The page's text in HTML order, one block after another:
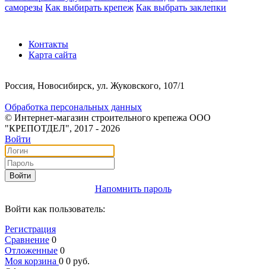
саморезы Как выбирать крепеж Как выбрать заклепки
Контакты
Карта сайта
Россия, Новосибирск, ул. Жуковского, 107/1
Обработка персональных данных
© Интернет-магазин строительного крепежа ООО
"КРЕПОТДЕЛ", 2017 - 2026
Войти
Войти
Напомнить пароль
Войти как пользователь:
Регистрация
Сравнение 0
Отложенные 0
Моя корзина 0 0 руб.